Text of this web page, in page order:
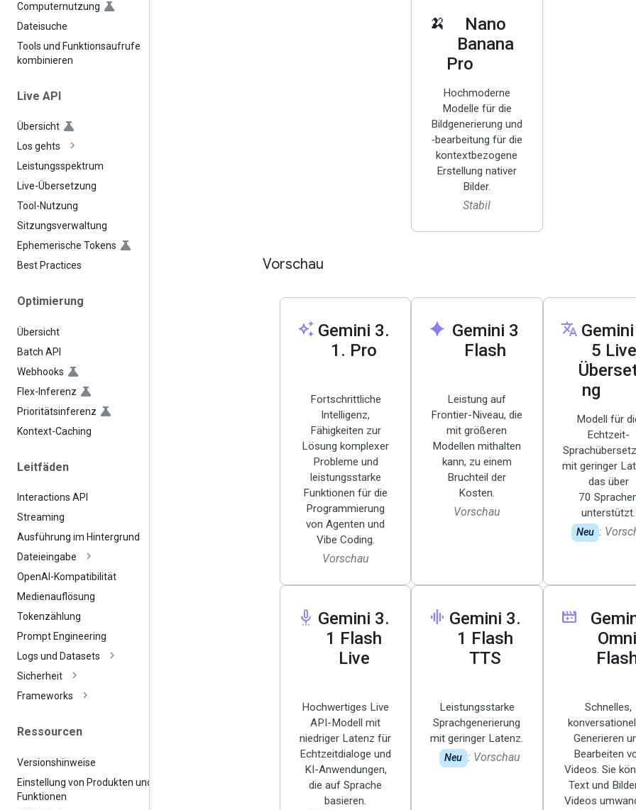
Computernutzung
Dateisuche
Tools und Funktionsaufrufe
kombinieren
Live API
Übersicht
Los gehts
Leistungsspektrum
Live-Übersetzung
Tool-Nutzung
Sitzungsverwaltung
Ephemerische Tokens
Best Practices
Optimierung
Übersicht
Batch API
Webhooks
Flex-Inferenz
Prioritätsinferenz
Kontext-Caching
Leitfäden
Interactions API
Streaming
Ausführung im Hintergrund
Dateieingabe
OpenAI-Kompatibilität
Medienauflösung
Tokenzählung
Prompt Engineering
Logs und Datasets
Sicherheit
Frameworks
Ressourcen
Versionshinweise
Einstellung von Produkten und
Funktionen
🍌
Nano
Banana
Pro
Hochmoderne
Modelle für die
Bildgenerierung und
‑bearbeitung für die
kontextbezogene
Erstellung nativer
Bilder.
Stabil
Vorschau
auto_awesome Gemini 3.
1 . Pro
Fortschrittliche
Intelligenz,
Fähigkeiten zur
Lösung komplexer
Probleme und
leistungsstarke
Funktionen für die
Programmierung
von Agenten und
Vibe Coding.
Vorschau
spark Gemini 3
Flash
Leistung auf
Frontier-Niveau, die
mit größeren
Modellen mithalten
kann, zu einem
Bruchteil der
Kosten.
Vorschau
translate
5
ng
Modell für
Echtzeit-
mit geringer
das über
70
unterstützt.
Neu :
settings_voice Gemini 3.
1 Flash
Live
Hochwertiges Live
API-Modell mit
niedriger Latenz für
Echtzeitdialoge und
KI-Anwendungen,
die auf Sprache
basieren.
graphic_eq Gemini 3.
1 Flash
TTS
Leistungsstarke
Sprachgenerierung
mit geringer Latenz.
Neu : Vorschau
movie_filter
Omni
Schnelles,
Generieren
Bearbeiten
Videos. Sie
Text und
Videos